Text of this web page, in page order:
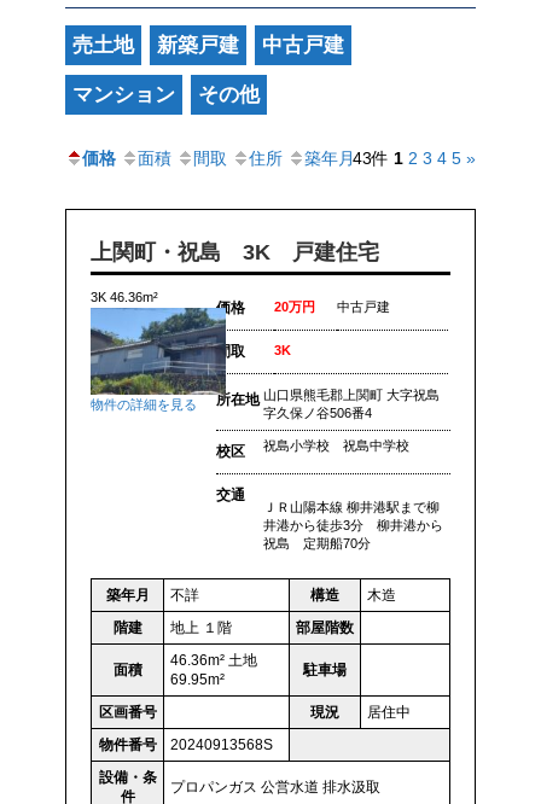
売土地 新築戸建 中古戸建
マンション その他
価格 面積 間取 住所 築年月43件 1 2 3 4 5 »
上関町・祝島 3K 戸建住宅
3K 46.36m²
物件の詳細を見る
価格 20万円 中古戸建
間取 3K
所在地 山口県熊毛郡上関町 大字祝島
字久保ノ谷506番4
校区 祝島小学校 祝島中学校
交通
ＪＲ山陽本線 柳井港駅まで柳
井港から徒歩3分 柳井港から
祝島 定期船70分
築年月 不詳 構造
木造
階建
地上 １階 部屋階数
面積
46.36m² 土地
69.95m²
駐車場
区画番号 現況
居住中
物件番号
20240913568S
設備・条
件
プロパンガス 公営水道 排水汲取